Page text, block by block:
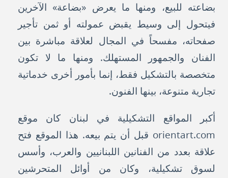
بضاعته للبيع، ومنها ما يعرض «بضاعة» الآخرين
فيتحول إلى وسيط يقبض عمولته أو ثمن تأجير
صفحاته، مفسحاً في المجال لعلاقة مباشرة بين
الفنان والجمهور المستهلك. ومنها ما لا تكون
متخصصة بالتشكيل فقط، إنما بأمور أخرى خدماتية
تجارية متنوعة، بينها الفنون.
أكبر المواقع التشكيلية في لبنان كان موقع
orientart.com قبل أن يتم بيعه. هذا الموقع فتح
علاقة بعدد من الفنانين اللبنانيين والعرب، وأسس
لسوق تشكيلية، وكان من أوائل المتحرشين